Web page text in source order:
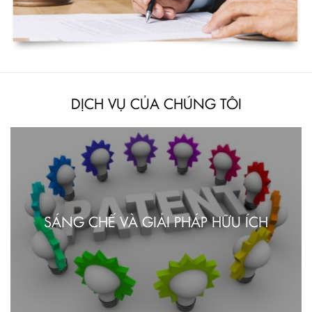
DỊCH VỤ CỦA CHÚNG TÔI
SÁNG CHẾ VÀ GIẢI PHÁP HỮU ÍCH